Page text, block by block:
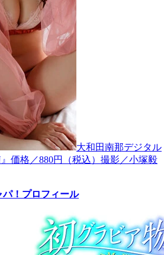
大和田南那デジタル
価格／880円（税込）撮影／小塚毅
！プロフィール